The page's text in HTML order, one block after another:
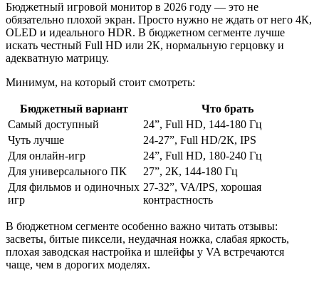
Бюджетный игровой монитор в 2026 году — это не
обязательно плохой экран. Просто нужно не ждать от него 4К,
OLED и идеального HDR. В бюджетном сегменте лучше
искать честный Full HD или 2К, нормальную герцовку и
адекватную матрицу.
Минимум, на который стоит смотреть:
Бюджетный вариант
Что брать
Самый доступный
24”, Full HD, 144-180 Гц
Чуть лучше
24-27”, Full HD/2К, IPS
Для онлайн-игр
24”, Full HD, 180-240 Гц
Для универсального ПК
27”, 2К, 144-180 Гц
Для фильмов и одиночных
игр
27-32”, VA/IPS, хорошая
контрастность
В бюджетном сегменте особенно важно читать отзывы:
засветы, битые пиксели, неудачная ножка, слабая яркость,
плохая заводская настройка и шлейфы у VA встречаются
чаще, чем в дорогих моделях.